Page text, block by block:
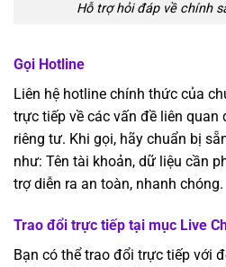
Hỗ trợ hỏi đáp về chính
Gọi Hotline
Liên hệ hotline chính thức của
trực tiếp về các vấn đề liên quan
riêng tư. Khi gọi, hãy chuẩn bị
như: Tên tài khoản, dữ liệu cần
trợ diễn ra an toàn, nhanh chóng.
Trao đổi trực tiếp tại mục Live
Bạn có thể trao đổi trực tiếp với